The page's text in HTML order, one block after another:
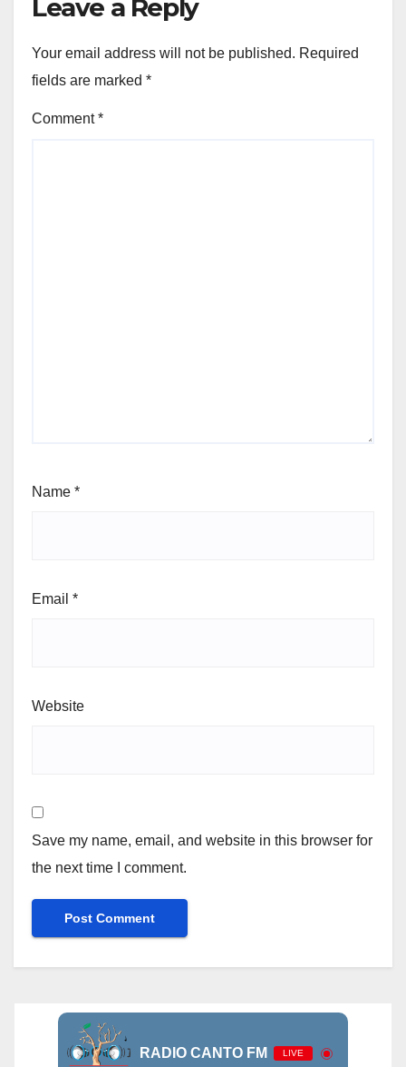
Leave a Reply
Your email address will not be published. Required
fields are marked *
Comment*
Name *
Email *
Website
Save my name, email, and website in this browser for
the next time I comment.
RADIO CANTO FM LIVE